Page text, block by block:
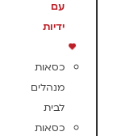
עם
ידיות
כסאות
מנהלים
לבית
כסאות